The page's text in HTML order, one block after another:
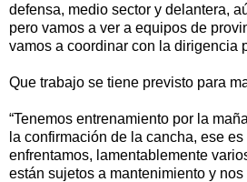
defensa, medio sector y delantera,
pero vamos a ver a equipos de
vamos a coordinar con la dirigencia
Que trabajo se tiene previsto para
“Tenemos entrenamiento por la
la confirmación de la cancha, ese
enfrentamos, lamentablemente
están sujetos a mantenimiento y